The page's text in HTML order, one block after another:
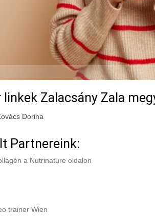
linkek Zalacsány Zala
Dorina
Partnereink:
a Nutrinature oldalon
trainer Wien